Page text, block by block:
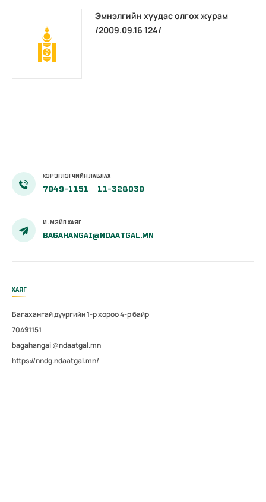
Эмнэлгийн хуудас олгох журам
/2009.09.16 124/
ХЭРЭГЛЭГЧИЙН ЛАВЛАХ
7049-1151 11-328030
И-МЭЙЛ ХАЯГ
BAGAHANGAI@NDAATGAL.MN
ХАЯГ
Багахангай дүүргийн 1-р хороо 4-р байр
70491151
bagahangai @ndaatgal.mn
https://nndg.ndaatgal.mn/